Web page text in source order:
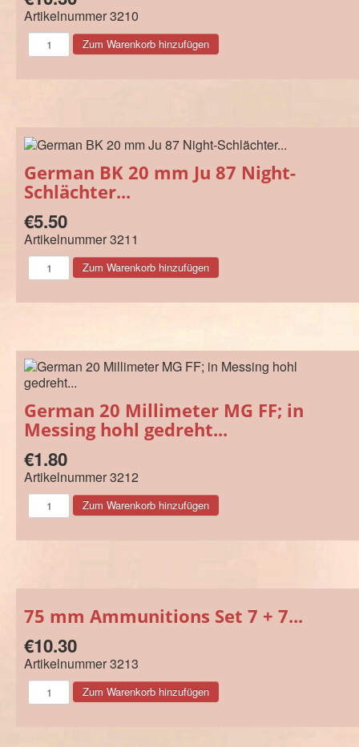
Artikelnummer3210
German BK 20 mm Ju 87 Night-
Schlächter...
€5.50
Artikelnummer3211
German 20 Millimeter MG FF; in
Messing hohl gedreht...
€1.80
Artikelnummer3212
75 mm Ammunitions Set 7 + 7...
€10.30
Artikelnummer3213